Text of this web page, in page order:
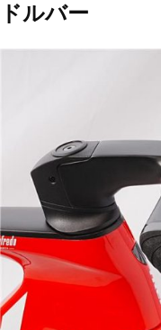
ドルバー